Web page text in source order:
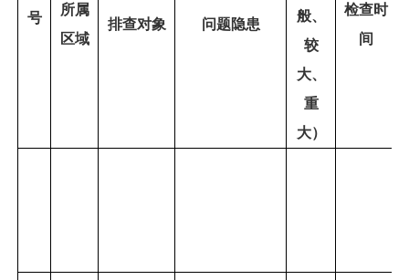
号
所属
区域
排查对象 问题隐患
般、
较
大、
重
大）
检查时
间